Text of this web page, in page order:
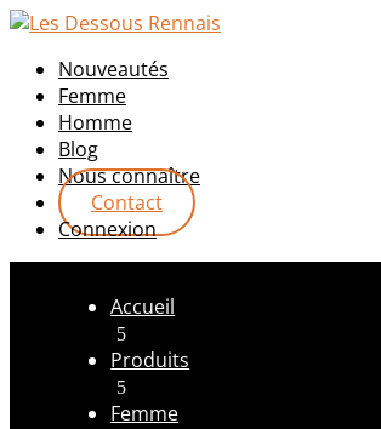
Nouveautés
Femme
Homme
Blog
Nous connaître
Contact
Connexion
Accueil
5
Produits
5
Femme